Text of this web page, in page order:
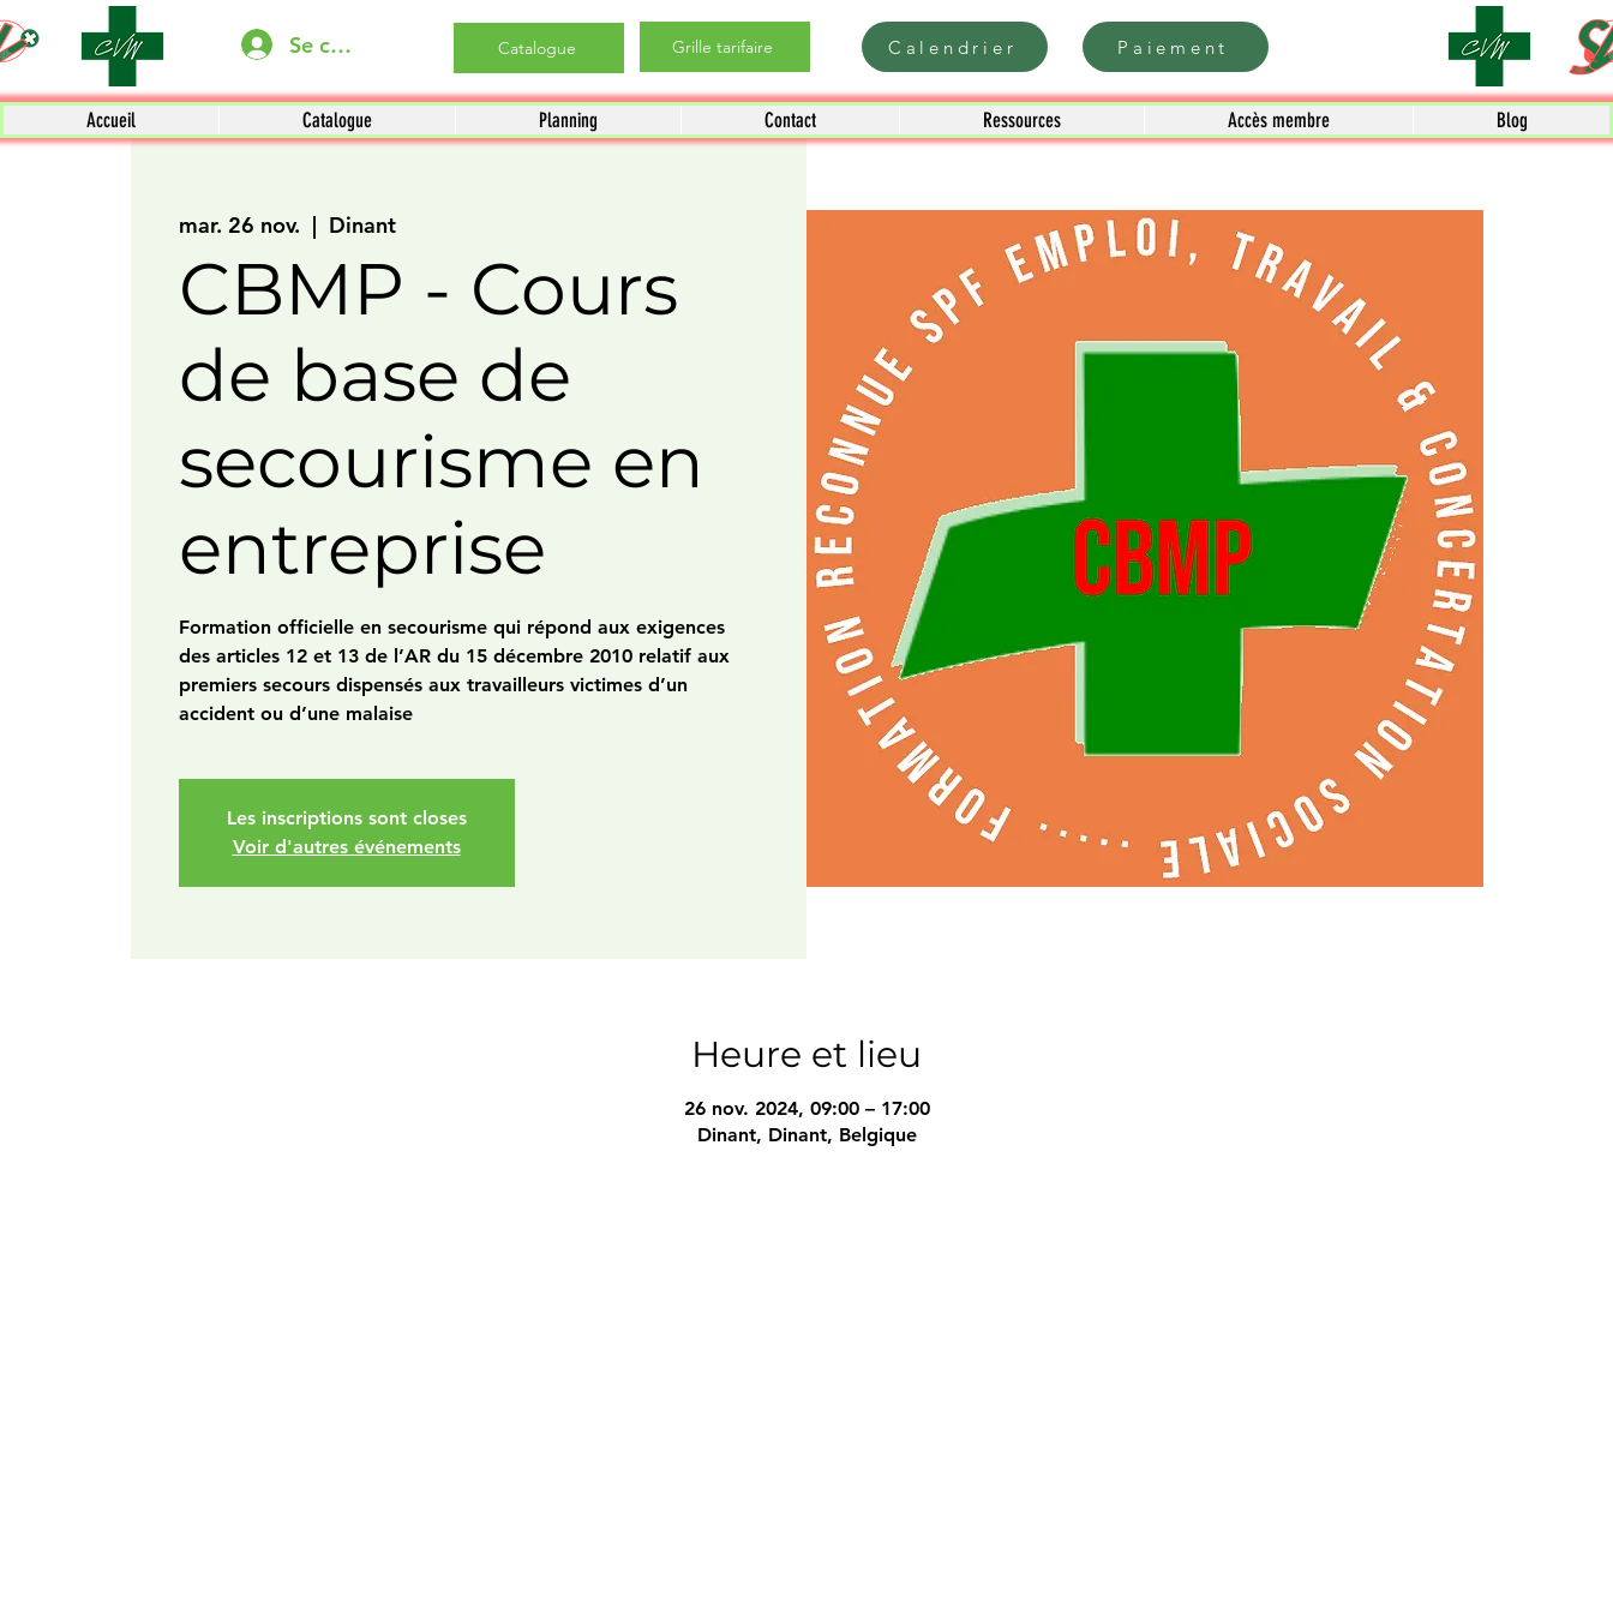
Se connecter Catalogue Grille tarifaire Calendrier Paiement
Accueil Catalogue Planning Contact Ressources Accès membre Blog
mar. 26 nov.
  |
Dinant
CBMP - Cours
de base de
secourisme en
entreprise
Formation officielle en secourisme qui répond aux exigences
des articles 12 et 13 de l’AR du 15 décembre 2010 relatif aux
premiers secours dispensés aux travailleurs victimes d’un
accident ou d’une malaise
Les inscriptions sont closes
Voir d'autres événements
Heure et lieu
26 nov. 2024, 09:00 – 17:00
Dinant, Dinant, Belgique